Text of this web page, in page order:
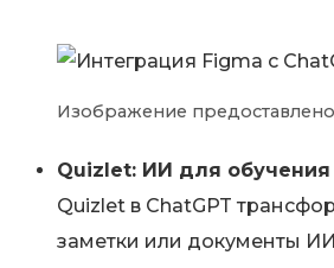
Изображение
Quizlet: ИИ для обучения
Quizlet в ChatGPT
заметки или документы